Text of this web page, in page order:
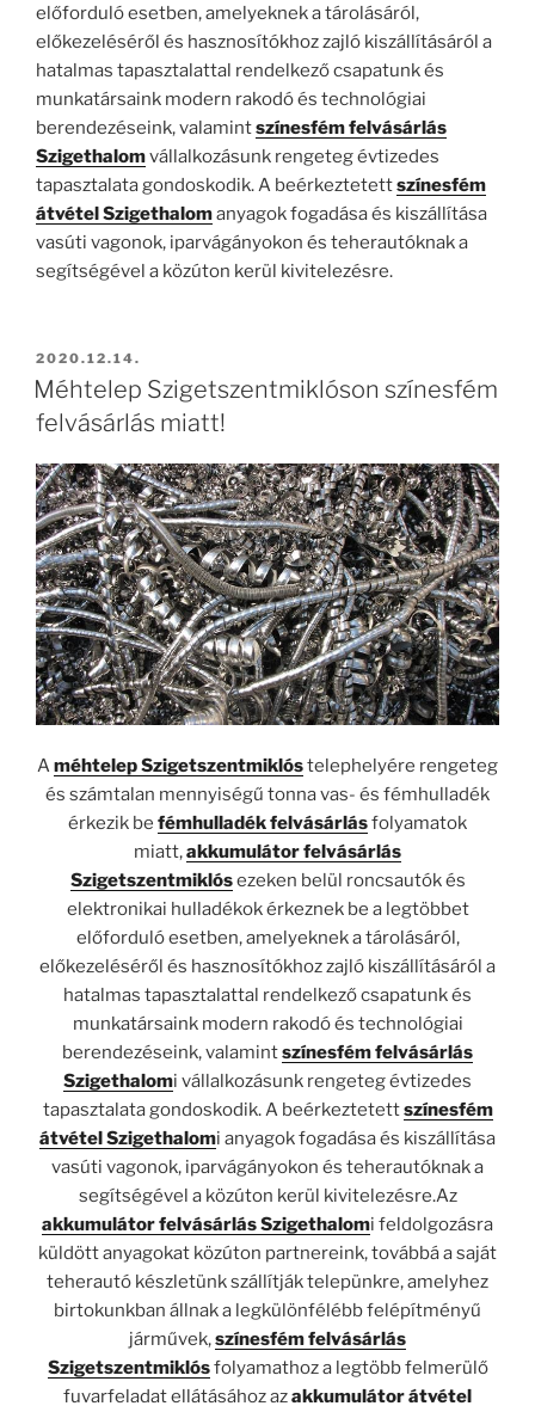
előforduló esetben, amelyeknek a tárolásáról,
előkezeléséről és hasznosítókhoz zajló kiszállításáról a
hatalmas tapasztalattal rendelkező csapatunk és
munkatársaink modern rakodó és technológiai
berendezéseink, valamintszínesfém felvásárlás
Szigethalomvállalkozásunk rengeteg évtizedes
tapasztalata gondoskodik. A beérkeztetettszínesfém
átvétel Szigethalomanyagok fogadása és kiszállítása
vasúti vagonok, iparvágányokon és teherautóknak a
segítségével a közúton kerül kivitelezésre.
BEKÜLDVE:
2020.12.14.
Méhtelep Szigetszentmiklóson színesfém
felvásárlás miatt!
A méhtelep Szigetszentmiklóstelephelyére rengeteg
és számtalan mennyiségű tonna vas- és fémhulladék
érkezik be fémhulladék felvásárlásfolyamatok
miatt,akkumulátor felvásárlás
Szigetszentmiklósezeken belül roncsautók és
elektronikai hulladékok érkeznek be a legtöbbet
előforduló esetben, amelyeknek a tárolásáról,
előkezeléséről és hasznosítókhoz zajló kiszállításáról a
hatalmas tapasztalattal rendelkező csapatunk és
munkatársaink modern rakodó és technológiai
berendezéseink, valamintszínesfém felvásárlás
Szigethalomi vállalkozásunk rengeteg évtizedes
tapasztalata gondoskodik. A beérkeztetettszínesfém
átvétel Szigethalomi anyagok fogadása és kiszállítása
vasúti vagonok, iparvágányokon és teherautóknak a
segítségével a közúton kerül kivitelezésre.Az
akkumulátor felvásárlás Szigethalomi feldolgozásra
küldött anyagokat közúton partnereink, továbbá a saját
teherautó készletünk szállítják telepünkre, amelyhez
birtokunkban állnak a legkülönfélébb felépítményű
járművek,színesfém felvásárlás
Szigetszentmiklósfolyamathoz a legtöbb felmerülő
fuvarfeladat ellátásához azakkumulátor átvétel